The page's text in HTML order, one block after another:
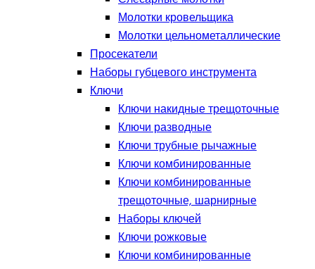
Молотки кровельщика
Молотки цельнометаллические
Просекатели
Наборы губцевого инструмента
Ключи
Ключи накидные трещоточные
Ключи разводные
Ключи трубные рычажные
Ключи комбинированные
Ключи комбинированные
трещоточные, шарнирные
Наборы ключей
Ключи рожковые
Ключи комбинированные